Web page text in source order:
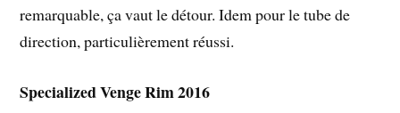
remarquable, ça vaut le détour. Idem pour le tube de
direction, particulièrement réussi.
Specialized Venge Rim 2016